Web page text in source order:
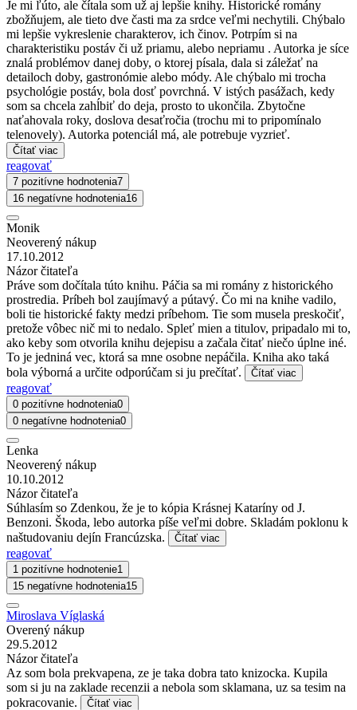
Je mi ľúto, ale čítala som už aj lepšie knihy. Historické romány
zbožňujem, ale tieto dve časti ma za srdce veľmi nechytili. Chýbalo
mi lepšie vykreslenie charakterov, ich činov. Potrpím si na
charakteristiku postáv či už priamu, alebo nepriamu . Autorka je síce
znalá problémov danej doby, o ktorej písala, dala si záležať na
detailoch doby, gastronómie alebo módy. Ale chýbalo mi trocha
psychológie postáv, bola dosť povrchná. V istých pasážach, kedy
som sa chcela zahĺbiť do deja, prosto to ukončila. Zbytočne
naťahovala roky, doslova desaťročia (trochu mi to pripomínalo
telenovely). Autorka potenciál má, ale potrebuje vyzrieť.
Čítať viac
reagovať
7 pozitívne hodnotenia7
16 negatívne hodnotenia16
Monik
Neoverený nákup
17.10.2012
Názor čitateľa
Práve som dočítala túto knihu. Páčia sa mi romány z historického
prostredia. Príbeh bol zaujímavý a pútavý. Čo mi na knihe vadilo,
boli tie historické fakty medzi príbehom. Tie som musela preskočiť,
pretože vôbec nič mi to nedalo. Spleť mien a titulov, pripadalo mi to,
ako keby som otvorila knihu dejepisu a začala čitať niečo úplne iné.
To je jedniná vec, ktorá sa mne osobne nepáčila. Kniha ako taká
bola výborná a určite odporúčam si ju prečítať.
Čítať viac
reagovať
0 pozitívne hodnotenia0
0 negatívne hodnotenia0
Lenka
Neoverený nákup
10.10.2012
Názor čitateľa
Súhlasím so Zdenkou, že je to kópia Krásnej Kataríny od J.
Benzoni. Škoda, lebo autorka píše veľmi dobre. Skladám poklonu k
naštudovaniu dejín Francúzska.
Čítať viac
reagovať
1 pozitívne hodnotenie1
15 negatívne hodnotenia15
Miroslava Víglaská
Overený nákup
29.5.2012
Názor čitateľa
Az som bola prekvapena, ze je taka dobra tato knizocka. Kupila
som si ju na zaklade recenzii a nebola som sklamana, uz sa tesim na
pokracovanie.
Čítať viac